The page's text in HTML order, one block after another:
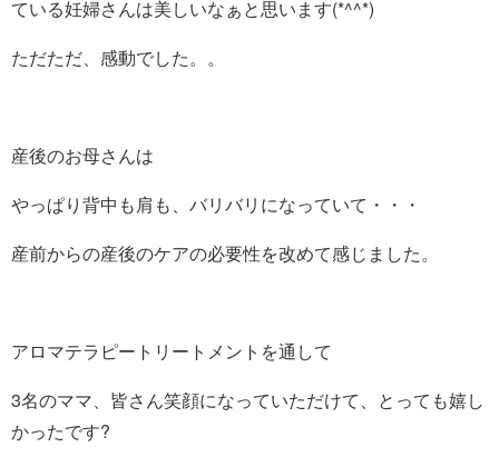
ている妊婦さんは美しいなぁと思います(*^^*)
ただただ、感動でした。。
産後のお母さんは
やっぱり背中も肩も、バリバリになっていて・・・
産前からの産後のケアの必要性を改めて感じました。
アロマテラピートリートメントを通して
3名のママ、皆さん笑顔になっていただけて、とっても嬉し
かったです?